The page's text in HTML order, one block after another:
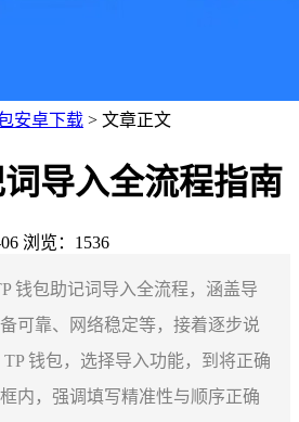
安卓下载 > 文章正文
导入全流程指南
浏览：1536
钱包助记词导入全流程，涵盖导
可靠、网络稳定等，接着逐步说
钱包，选择导入功能，到将正确
内，强调填写精准性与顺序正确